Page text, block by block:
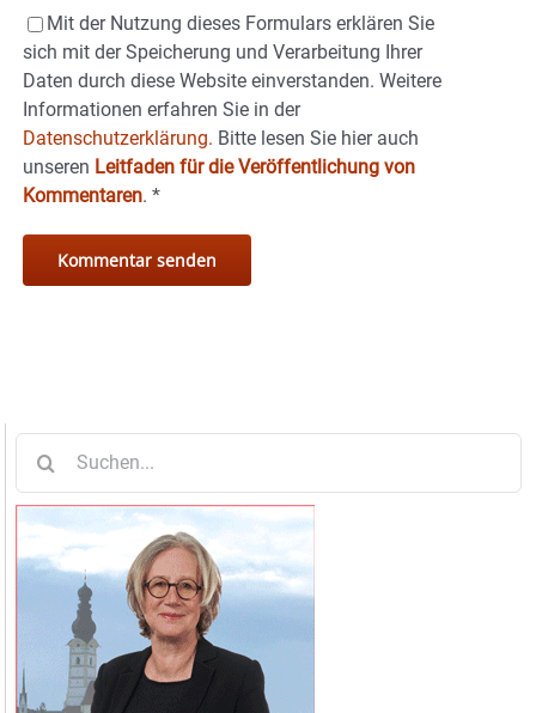
Mit der Nutzung dieses Formulars erklären Sie
sich mit der Speicherung und Verarbeitung Ihrer
Daten durch diese Website einverstanden. Weitere
Informationen erfahren Sie in der
Datenschutzerklärung. Bitte lesen Sie hier auch
unseren Leitfaden für die Veröffentlichung von
Kommentaren. *
nach: